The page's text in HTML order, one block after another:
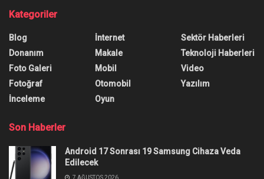
Zoom Benzeri Programlar
Neler?
Zoom benzeri programlar arayışında olanlar için
hazırladığımız bu listedeki programları inceleyin,
sohbete kaldığınız yerden devam edin.
Yazar: Anıl Özünaldım